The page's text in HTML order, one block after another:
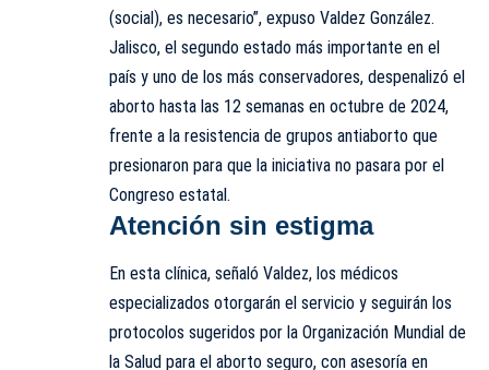
(social), es necesario”, expuso Valdez González.
Jalisco, el segundo estado más importante en el
país y uno de los más conservadores, despenalizó el
aborto hasta las 12 semanas en octubre de 2024,
frente a la resistencia de grupos antiaborto que
presionaron para que la iniciativa no pasara por el
Congreso estatal.
Atención sin estigma
En esta clínica, señaló Valdez, los médicos
especializados otorgarán el servicio y seguirán los
protocolos sugeridos por la Organización Mundial de
la Salud para el aborto seguro, con asesoría en